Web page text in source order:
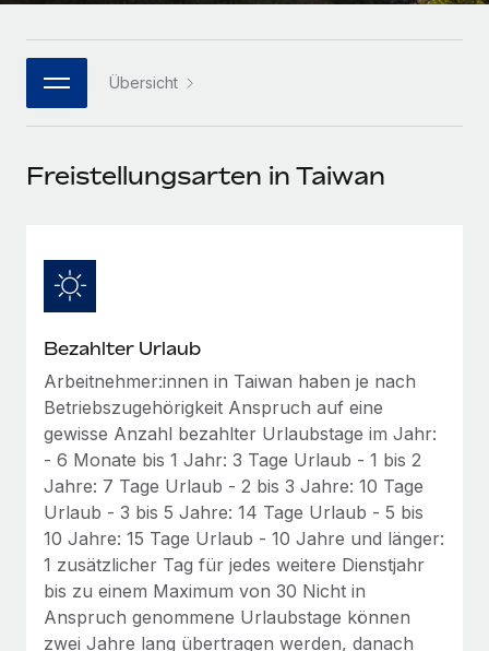
MCP
Integrationen
Tools
Frag unsere Expert:innen
Hilfe von Expert:innen für globale HR & Compliance
Einfacheres Bewerber:innen-Screening
Compliance Watchtower
Lückenlose Compliance
Geräteverwaltung
Globale Bereitstellung und Verfolgung von IT-
Geräten
Gründung von Niederlassungen
Schnelle, rechtssichere Gründung von
PARTNER WERDEN
Flexible Einbettung von Global-HR-Funktionen in deine
Partner werden
Remote Build
Beratung zu Integrationen und KI-Automatisierung
So hat der KI-Vorreiter Weaviate sein Team mit
Remote um 120 % vergrößert
Weaviate auf einen Blick Weaviate entwickelt KI-basierte
Open-Source-Infrastrukturen. Das...
Mehr erfahren
Strategische Partnerschaft zwischen
Reverse Tech und Remote für Contractor
Bibliothek für Stellenbeschreibungen
Webinare
Events
Informationen zu Gehältern und Qualifikationen
Insights Center
Hol dir Unterstützung
Alle Ressourcen anzeigen
BLOG
Globale Payroll
EOR und PEO
Contractor Management
Steuern
한국어 Übersicht
Freistellungsarten in Taiwan
Bezahlter Urlaub
Arbeitnehmer:innen in Taiwan haben je nach
Betriebszugehörigkeit Anspruch auf eine
gewisse Anzahl bezahlter Urlaubstage im Jahr:
- 6 Monate bis 1 Jahr: 3 Tage Urlaub - 1 bis 2
Jahre: 7 Tage Urlaub - 2 bis 3 Jahre: 10 Tage
Urlaub - 3 bis 5 Jahre: 14 Tage Urlaub - 5 bis
10 Jahre: 15 Tage Urlaub - 10 Jahre und länger:
1 zusätzlicher Tag für jedes weitere Dienstjahr
bis zu einem Maximum von 30 Nicht in
Anspruch genommene Urlaubstage können
zwei Jahre lang übertragen werden, danach